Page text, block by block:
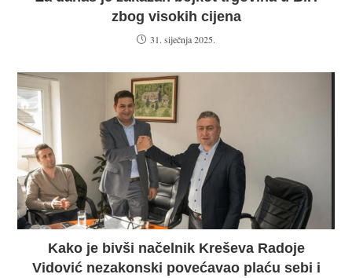
zbog visokih cijena
31. siječnja 2025.
Kako je bivši načelnik Kreševa Radoje
Vidović nezakonski povećavao plaću sebi i